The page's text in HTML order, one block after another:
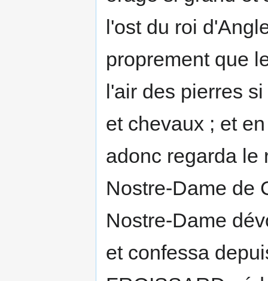
l'ost du roi
proprement que
l'air des pierres
et chevaux ; et
adonc regarda le
Nostre-Dame de
Nostre-Dame
et confessa